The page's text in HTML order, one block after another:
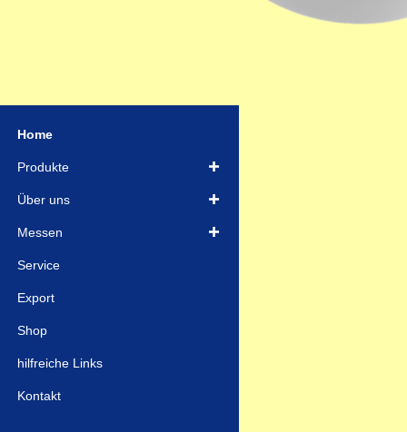
Home
Produkte
Über uns
Messen
Service
Export
Shop
hilfreiche Links
Kontakt